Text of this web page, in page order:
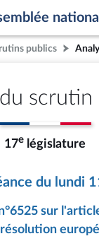
publics
scrutin
17e législature
du lundi
sur